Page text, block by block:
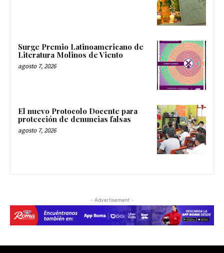
Surge Premio Latinoamericano de
Literatura Molinos de Viento
agosto 7, 2026
El nuevo Protocolo Docente para
protección de denuncias falsas
agosto 7, 2026
- Advertisement -